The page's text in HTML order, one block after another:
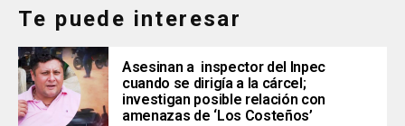
Te puede interesar
Asesinan a inspector del Inpec
cuando se dirigía a la cárcel;
investigan posible relación con
amenazas de ‘Los Costeños’